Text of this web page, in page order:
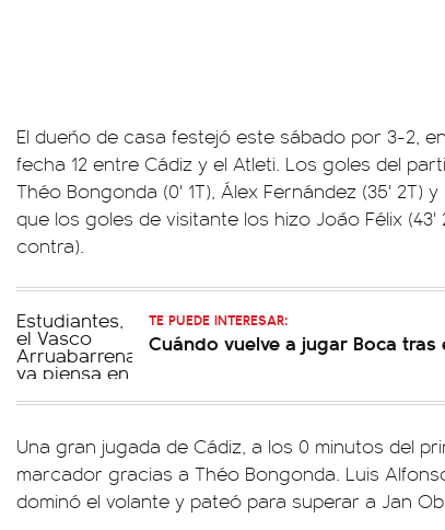
El dueño de casa festejó este sábado por 3-2,
fecha 12 entre Cádiz y el Atleti. Los goles del
Théo Bongonda (0' 1T), Álex Fernández (35' 2T)
que los goles de visitante los hizo João Félix (43'
contra).
TE PUEDE INTERESAR:
Cuándo vuelve a jugar Boca
Una gran jugada de Cádiz, a los 0 minutos del
marcador gracias a Théo Bongonda. Luis
dominó el volante y pateó para superar a Jan